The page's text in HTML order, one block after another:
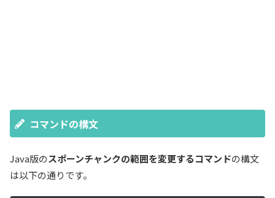
コマンドの構文
Java版のスポーンチャンクの範囲を変更するコマンドの構文
は以下の通りです。